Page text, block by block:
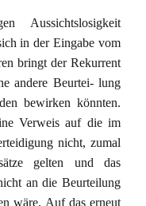
Aussichtslosigkeit
in der Eingabe vom
bringt der Rekurrent
andere Beurtei- lung
bewirken könnten.
Verweis auf die im
nicht, zumal
gelten und das
an die Beurteilung
wäre. Auf das erneut